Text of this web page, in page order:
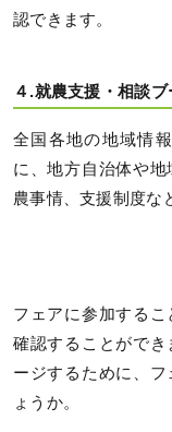
認できます。
４.就農支援・相談ブ
全国各地の地域情
に、地方自治体や
農事情、支援制度な
フェアに参加する
確認することがで
ージするために、
ょうか。